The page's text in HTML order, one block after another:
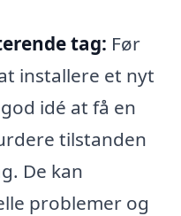
tag: Før
installere et nyt
idé at få en
tilstanden
De kan
problemer og